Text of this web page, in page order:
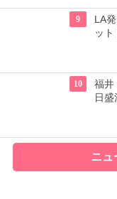
9
LA
ッ
10
福井
日
ニュ